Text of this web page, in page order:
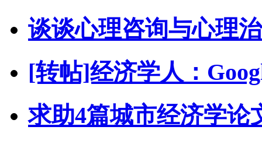
谈谈心理咨询与心理
[转帖]经济学人：
求助4篇城市经济学论